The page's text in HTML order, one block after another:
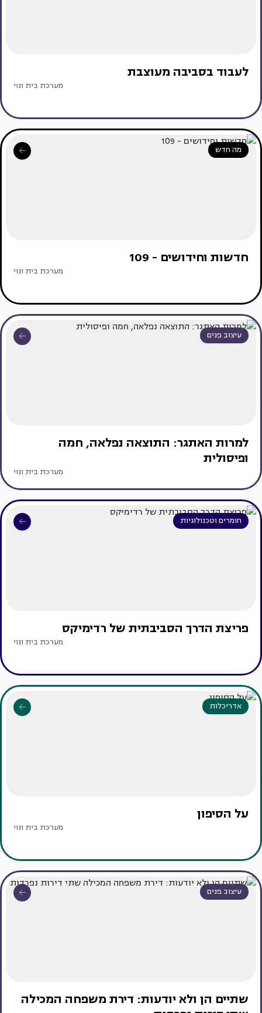
לעבוד בסביבה מעוצבת
מערכת בית ונוי
מה חדש
חדשות וחידושים - 109
מערכת בית ונוי
עיצוב פנים
למרות האתגר: התוצאה נפלאה, חמה
ופיסולית
מערכת בית ונוי
חומרים וטכנולוגיות
פריצת הדרך הסביבתית של רדימיקס
מערכת בית ונוי
אדריכלות
על הסיפון
מערכת בית ונוי
עיצוב פנים
שתיים הן ולא יודעות: דירת משפחה המכילה